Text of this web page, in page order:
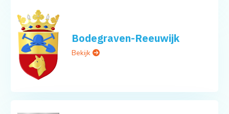
Bodegraven-Reeuwijk
Bekijk